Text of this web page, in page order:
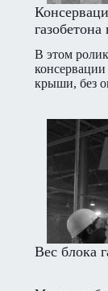
В этом
крыши, без
Вес блока